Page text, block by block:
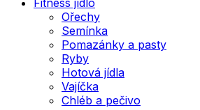
Ořechy
Semínka
Pomazánky a pasty
Ryby
Hotová jídla
Vajíčka
Chléb a pečivo